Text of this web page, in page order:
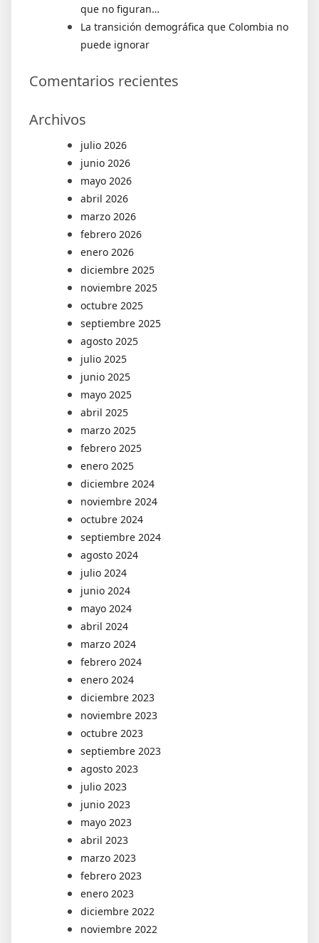
que no figuran…
La transición demográfica que Colombia no
puede ignorar
Comentarios recientes
Archivos
julio 2026
junio 2026
mayo 2026
abril 2026
marzo 2026
febrero 2026
enero 2026
diciembre 2025
noviembre 2025
octubre 2025
septiembre 2025
agosto 2025
julio 2025
junio 2025
mayo 2025
abril 2025
marzo 2025
febrero 2025
enero 2025
diciembre 2024
noviembre 2024
octubre 2024
septiembre 2024
agosto 2024
julio 2024
junio 2024
mayo 2024
abril 2024
marzo 2024
febrero 2024
enero 2024
diciembre 2023
noviembre 2023
octubre 2023
septiembre 2023
agosto 2023
julio 2023
junio 2023
mayo 2023
abril 2023
marzo 2023
febrero 2023
enero 2023
diciembre 2022
noviembre 2022